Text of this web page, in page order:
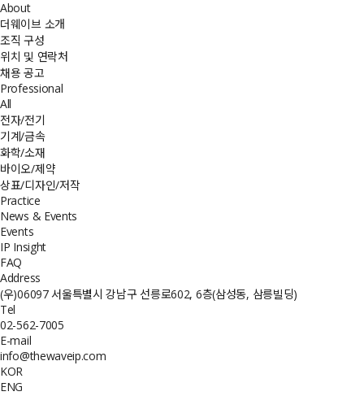
About
더웨이브 소개
조직 구성
위치 및 연락처
채용 공고
Professional
All
전자/전기
기계/금속
화학/소재
바이오/제약
상표/디자인/저작
Practice
News & Events
Events
IP Insight
FAQ
Address
(우)06097 서울특별시 강남구 선릉로602, 6층(삼성동, 삼릉빌딩)
Tel
02-562-7005
E-mail
info@thewaveip.com
KOR
ENG